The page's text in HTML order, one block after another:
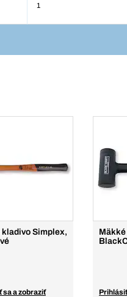
1
kladivo Simplex,
sa a zobraziť